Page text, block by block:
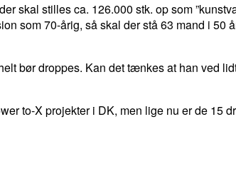
skal stilles ca. 126.000 stk. op som
som 70-årig, så skal der stå 63 mand i 50
bør droppes. Kan det tænkes at han ved
to-X projekter i DK, men lige nu er de 15